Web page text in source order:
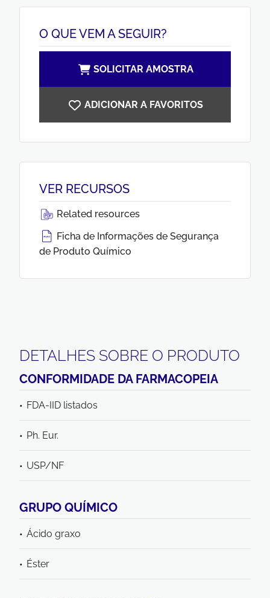
O QUE VEM A SEGUIR?
SOLICITAR AMOSTRA
ADICIONAR A FAVORITOS
VER RECURSOS
Related resources
Ficha de Informações de Segurança
de Produto Químico
DETALHES SOBRE O PRODUTO
CONFORMIDADE DA FARMACOPEIA
FDA-IID listados
Ph. Eur.
USP/NF
GRUPO QUÍMICO
Ácido graxo
Éster